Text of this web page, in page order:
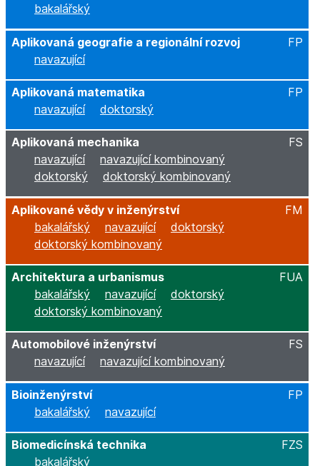
bakalářský
Aplikovaná geografie a regionální rozvoj
FP
navazující
Aplikovaná matematika
FP
navazující
doktorský
Aplikovaná mechanika
FS
navazující
navazující kombinovaný
doktorský
doktorský kombinovaný
Aplikované vědy v inženýrství
FM
bakalářský
navazující
doktorský
doktorský kombinovaný
Architektura a urbanismus
FUA
bakalářský
navazující
doktorský
doktorský kombinovaný
Automobilové inženýrství
FS
navazující
navazující kombinovaný
Bioinženýrství
FP
bakalářský
navazující
Biomedicínská technika
FZS
bakalářský